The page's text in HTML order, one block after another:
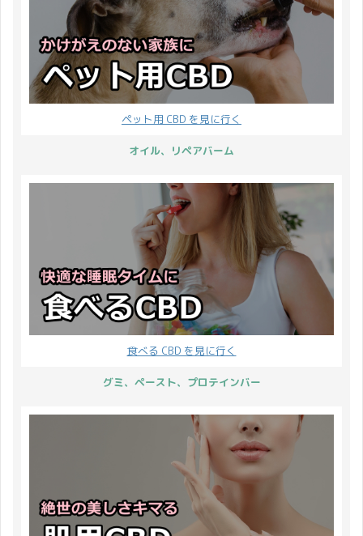
ペット用 CBD を見に行く
オイル、リペアバーム
食べる CBD を見に行く
グミ、ペースト、プロテインバー